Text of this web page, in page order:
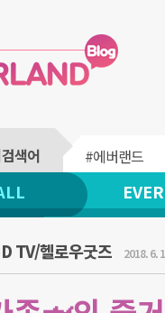
#에버랜드
TV/헬로우굿즈 2018. 6.